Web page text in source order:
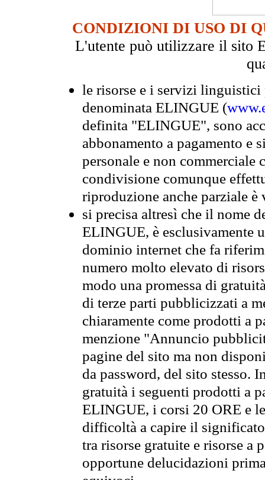
CONDIZIONI DI USO DI
L'utente può utilizzare il sito
le risorse e i servizi
denominata ELINGUE (
definita "ELINGUE", sono
abbonamento a pagamento e
personale e non commerciale
condivisione comunque
riproduzione anche parziale è
si precisa altresì che il nome
ELINGUE, è esclusivamente
dominio internet che fa
numero molto elevato di
modo una promessa di
di terze parti pubblicizzati a
chiaramente come prodotti a
menzione "Annuncio
pagine del sito ma non
da password, del sito stesso.
gratuità i seguenti prodotti a
ELINGUE, i corsi 20 ORE e
difficoltà a capire il
tra risorse gratuite e risorse a
opportune delucidazioni